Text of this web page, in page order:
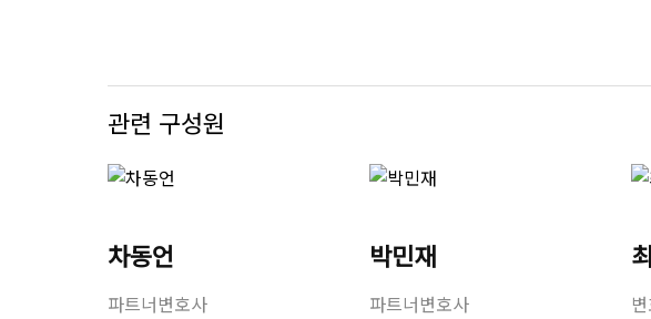
관련 구성원
차동언
파트너변호사
박민재
파트너변호사